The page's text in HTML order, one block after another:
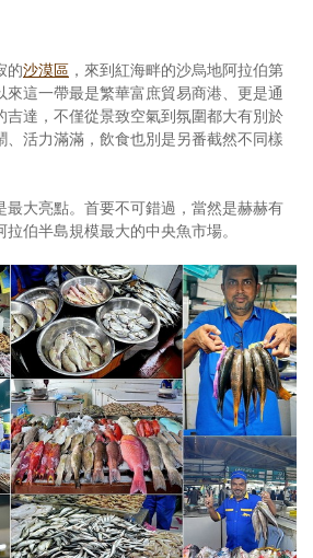
的沙漠區 ，來到紅海畔的沙烏地阿拉伯第
這一帶最是繁華富庶貿易商港、更是通
吉達，不僅從景致空氣到氛圍都大有別於
、活力滿滿，飲食也別是另番截然不同樣
最大亮點。首要不可錯過，當然是赫赫有
伯半島規模最大的中央魚市場。